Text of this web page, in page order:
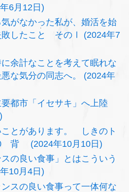
6月12日)
気がなかった私が、婚活を始
敗したこと そのⅠ (2024年7
に余計なことを考えて眠れな
な気分の同志へ。 (2024年
都市「イセサキ」へ上陸
ことがあります。 しきのト
背 (2024年10月10日)
スの良い食事」とはこういう
10月4日)
ンスの良い食事って一体何な